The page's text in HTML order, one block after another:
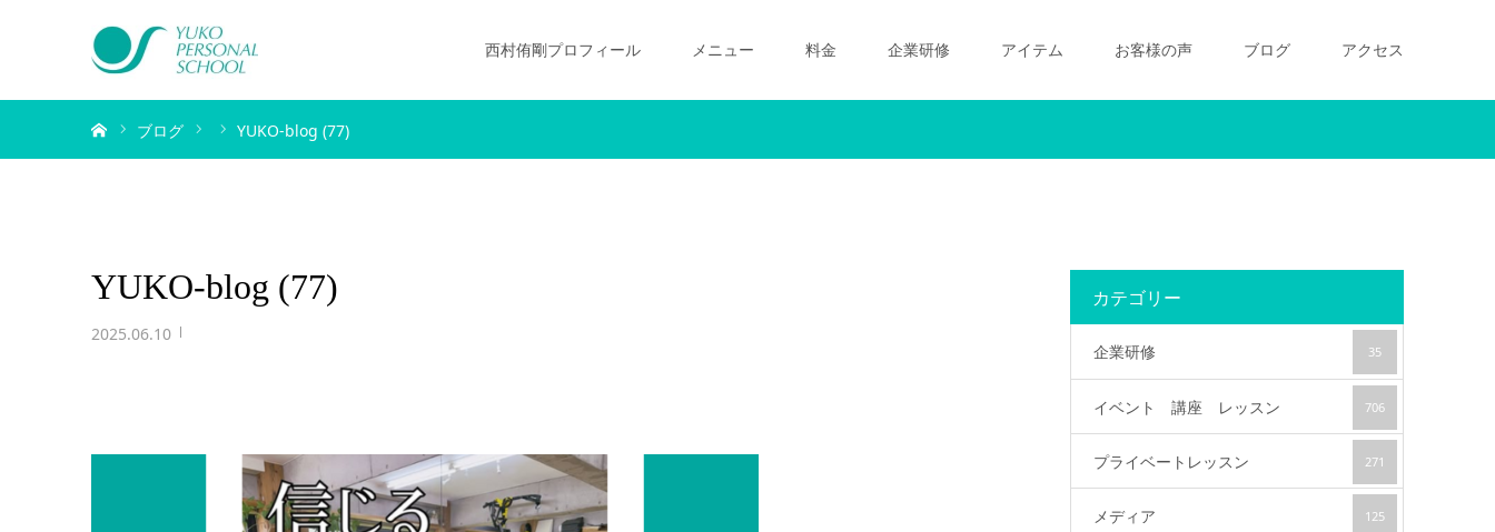
西村侑剛プロフィール メニュー 料金 企業研修 アイテム お客様の声 ブログ アクセス
ブログ YUKO-blog (77)
YUKO-blog (77)
2025.06.10
カテゴリー
企業研修 35
イベント 講座 レッスン 706
プライベートレッスン 271
メディア 125